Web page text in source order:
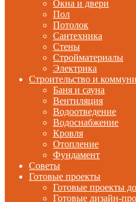
Окна и двери
Пол
Потолок
Сантехника
Стены
Стройматериалы
Электрика
Строительство и
Баня и сауна
Вентиляция
Водоотведение
Водоснабжение
Кровля
Отопление
Фундамент
Советы
Готовые проекты
Готовые проекты
Готовые дизайн-